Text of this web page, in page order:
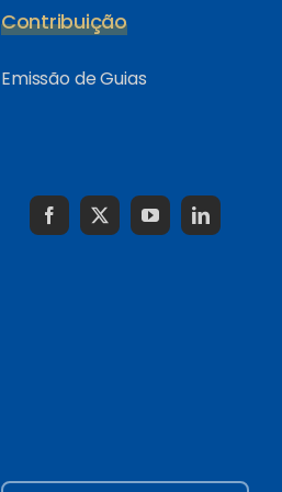
Contribuição
Emissão de Guias